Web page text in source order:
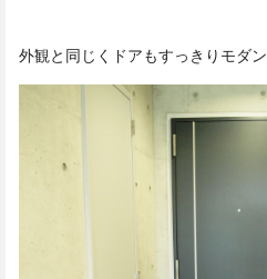
外観と同じくドアもすっきりモダン